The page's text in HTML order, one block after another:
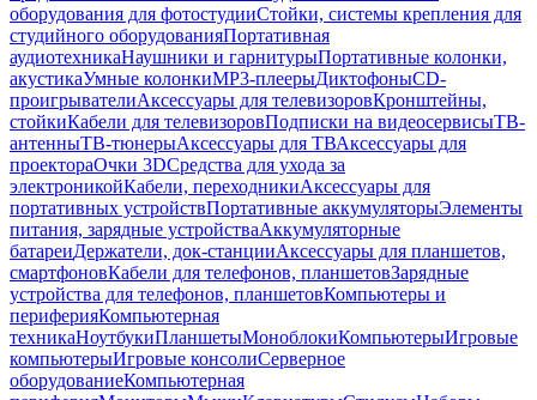
оборудования для фотостудииСтойки, системы крепления для
студийного оборудованияПортативная
аудиотехникаНаушники и гарнитурыПортативные колонки,
акустикаУмные колонкиMP3-плеерыДиктофоныCD-
проигрывателиАксессуары для телевизоровКронштейны,
стойкиКабели для телевизоровПодписки на видеосервисыТВ-
антенныТВ-тюнерыАксессуары для ТВАксессуары для
проектораОчки 3DСредства для ухода за
электроникойКабели, переходникиАксессуары для
портативных устройствПортативные аккумуляторыЭлементы
питания, зарядные устройстваАккумуляторные
батареиДержатели, док-станцииАксессуары для планшетов,
смартфоновКабели для телефонов, планшетовЗарядные
устройства для телефонов, планшетовКомпьютеры и
периферияКомпьютерная
техникаНоутбукиПланшетыМоноблокиКомпьютерыИгровые
компьютерыИгровые консолиСерверное
оборудованиеКомпьютерная